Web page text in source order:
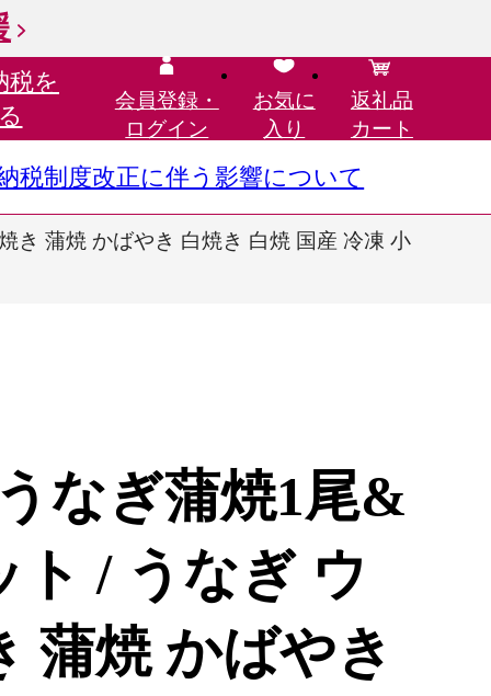
税を
会員登録・
ログイン
お気に
入り
返礼品
カート
税制度改正に伴う影響について
き 蒲焼 かばやき 白焼き 白焼 国産 冷凍 小
なぎ蒲焼1尾&
ト / うなぎ ウ
蒲焼 かばやき